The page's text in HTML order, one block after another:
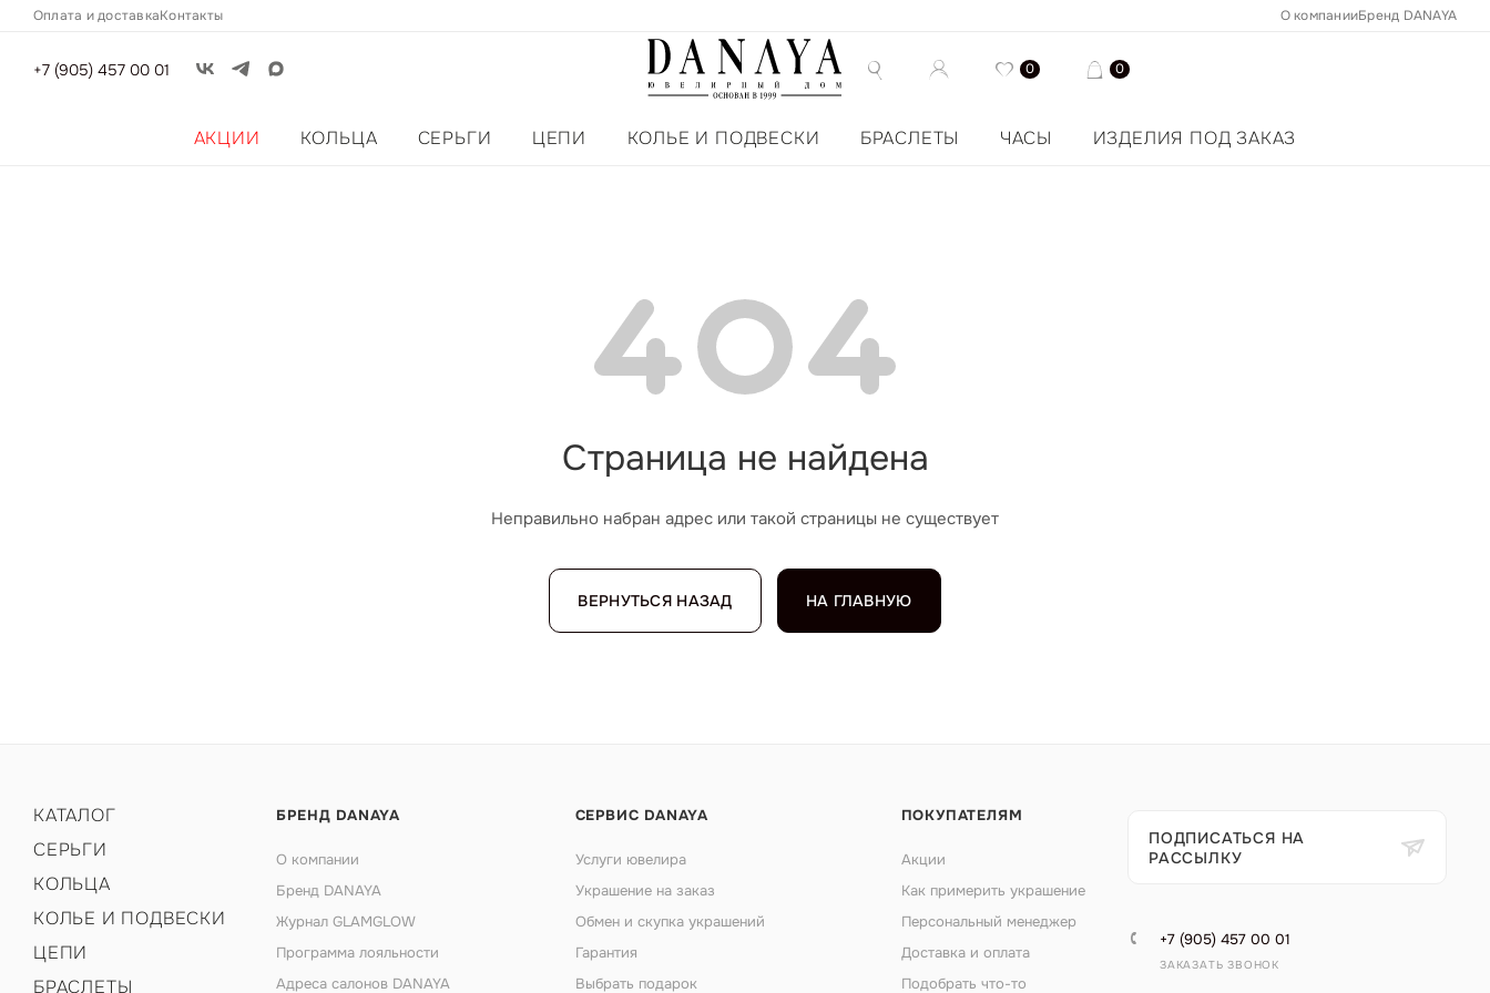
Оплата и доставкаКонтакты О компанииБренд DANAYA
+7 (905) 457 00 01 0 0
АКЦИИ КОЛЬЦА СЕРЬГИ ЦЕПИ КОЛЬЕ И ПОДВЕСКИ БРАСЛЕТЫ ЧАСЫ ИЗДЕЛИЯ ПОД ЗАКАЗ
Страница не найдена
Неправильно набран адрес или такой страницы не существует
ВЕРНУТЬСЯ НАЗАД НА ГЛАВНУЮ
КАТАЛОГ
СЕРЬГИ
КОЛЬЦА
КОЛЬЕ И ПОДВЕСКИ
ЦЕПИ
БРАСЛЕТЫ
БРЕНД DANAYA
О компании
Бренд DANAYA
Журнал GLAMGLOW
Программа лояльности
Адреса салонов DANAYA
СЕРВИС DANAYA
Услуги ювелира
Украшение на заказ
Обмен и скупка украшений
Гарантия
Выбрать подарок
ПОКУПАТЕЛЯМ
Акции
Как примерить украшение
Персональный менеджер
Доставка и оплата
Подобрать что-то
ПОДПИСАТЬСЯ НА
РАССЫЛКУ
+7 (905) 457 00 01
ЗАКАЗАТЬ ЗВОНОК